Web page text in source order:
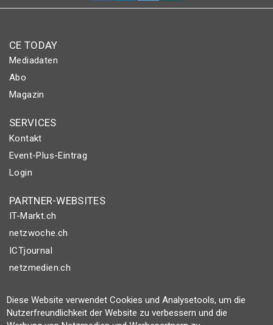
CE TODAY
Mediadaten
Abo
Magazin
SERVICES
Kontakt
Event-Plus-Eintrag
Login
PARTNER-WEBSITES
IT-Markt.ch
netzwoche.ch
ICTjournal
netzmedien.ch
© NETZMEDIEN AG 2026
Impressum
Diese Website verwendet Cookies und Analysetools, um die
Nutzerfreundlichkeit der Website zu verbessern und die